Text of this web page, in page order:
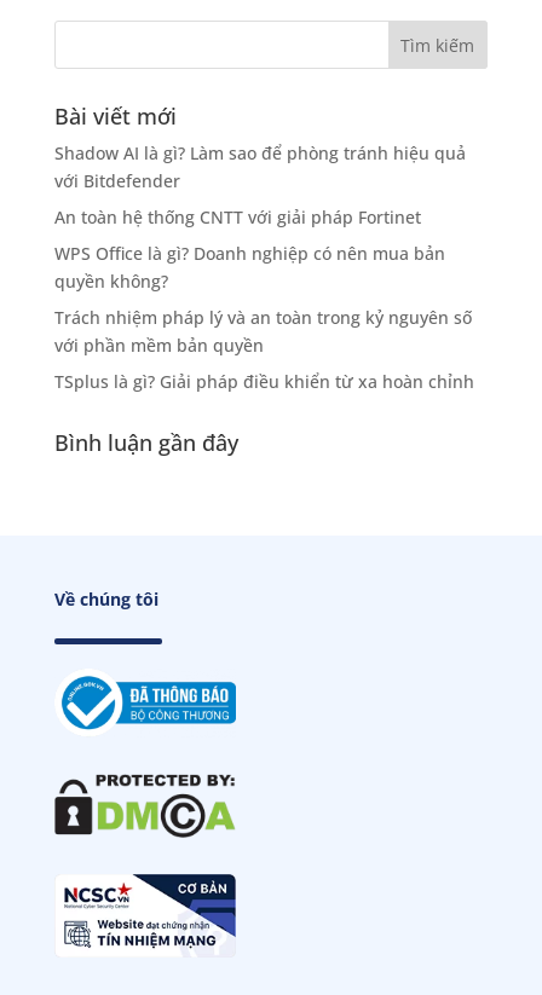
Bài viết mới
Shadow AI là gì? Làm sao để phòng tránh hiệu quả
với Bitdefender
An toàn hệ thống CNTT với giải pháp Fortinet
WPS Office là gì? Doanh nghiệp có nên mua bản
quyền không?
Trách nhiệm pháp lý và an toàn trong kỷ nguyên số
với phần mềm bản quyền
TSplus là gì? Giải pháp điều khiển từ xa hoàn chỉnh
Bình luận gần đây
Về chúng tôi